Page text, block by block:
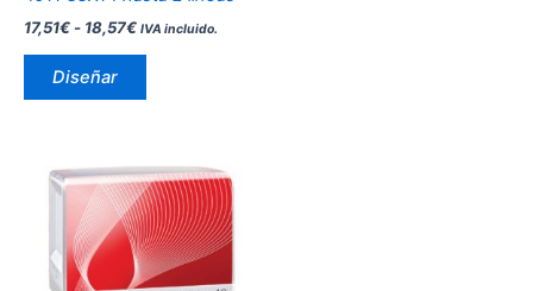
17,51€ - 18,57€ IVA incluido.
Diseñar
la
página
Este
producto
tiene
múltiples
variantes.